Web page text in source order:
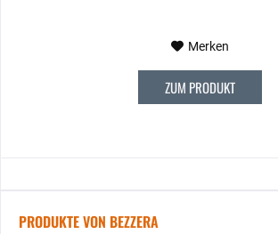
Merken
ZUM PRODUKT
PRODUKTE VON BEZZERA